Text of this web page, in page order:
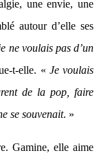
une envie, une
autour d’elle ses
ne voulais pas d’un
t-elle. « Je voulais
de la pop, faire
se souvenait. »
Gamine, elle aime